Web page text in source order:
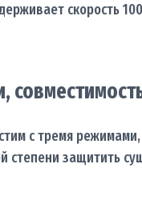
скорость
с тремя
степени защитить